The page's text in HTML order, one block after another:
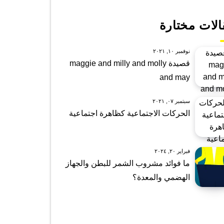
مختارة
نوفمبر ١٠, ٢٠٢١
قصيدة maggie and milly and molly
and may
سبتمبر ٠٧, ٢٠٢١
الحركات الاجتماعية كظاهرة اجتماعية
فبراير ٢٠, ٢٠٢٤
ما فوائد مشروب الشمر للبطن والجهاز
الهضمي والمعدة؟